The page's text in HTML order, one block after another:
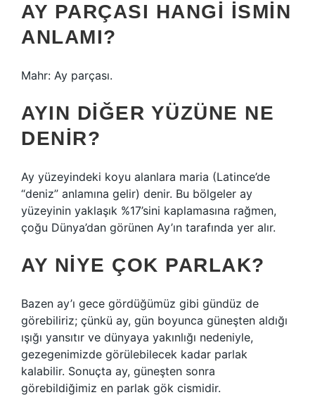
AY PARÇASI HANGI ISMIN
ANLAMI?
Mahr: Ay parçası.
AYIN DIĞER YÜZÜNE NE
DENIR?
Ay yüzeyindeki koyu alanlara maria (Latince’de
“deniz” anlamına gelir) denir. Bu bölgeler ay
yüzeyinin yaklaşık %17’sini kaplamasına rağmen,
çoğu Dünya’dan görünen Ay’ın tarafında yer alır.
AY NIYE ÇOK PARLAK?
Bazen ay’ı gece gördüğümüz gibi gündüz de
görebiliriz; çünkü ay, gün boyunca güneşten aldığı
ışığı yansıtır ve dünyaya yakınlığı nedeniyle,
gezegenimizde görülebilecek kadar parlak
kalabilir. Sonuçta ay, güneşten sonra
görebildiğimiz en parlak gök cismidir.